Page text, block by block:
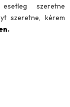
szeretne
szeretne, kérem
.